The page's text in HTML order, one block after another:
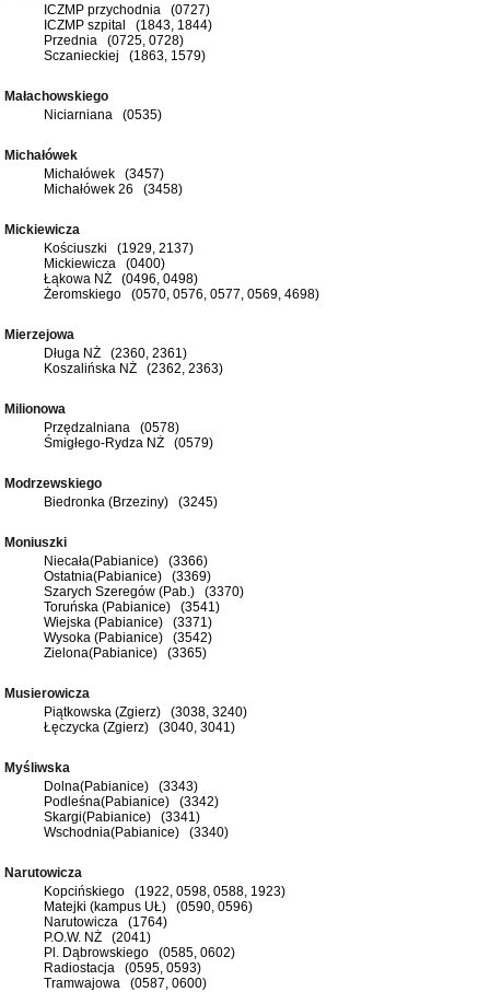
ICZMP przychodnia (0727)
ICZMP szpital (1843, 1844)
Przednia (0725, 0728)
Sczanieckiej (1863, 1579)
Małachowskiego
Niciarniana (0535)
Michałówek
Michałówek (3457)
Michałówek 26 (3458)
Mickiewicza
Kościuszki (1929, 2137)
Mickiewicza (0400)
Łąkowa NŻ (0496, 0498)
Żeromskiego (0570, 0576, 0577, 0569, 4698)
Mierzejowa
Długa NŻ (2360, 2361)
Koszalińska NŻ (2362, 2363)
Milionowa
Przędzalniana (0578)
Śmigłego-Rydza NŻ (0579)
Modrzewskiego
Biedronka (Brzeziny) (3245)
Moniuszki
Niecała(Pabianice) (3366)
Ostatnia(Pabianice) (3369)
Szarych Szeregów (Pab.) (3370)
Toruńska (Pabianice) (3541)
Wiejska (Pabianice) (3371)
Wysoka (Pabianice) (3542)
Zielona(Pabianice) (3365)
Musierowicza
Piątkowska (Zgierz) (3038, 3240)
Łęczycka (Zgierz) (3040, 3041)
Myśliwska
Dolna(Pabianice) (3343)
Podleśna(Pabianice) (3342)
Skargi(Pabianice) (3341)
Wschodnia(Pabianice) (3340)
Narutowicza
Kopcińskiego (1922, 0598, 0588, 1923)
Matejki (kampus UŁ) (0590, 0596)
Narutowicza (1764)
P.O.W. NŻ (2041)
Pl. Dąbrowskiego (0585, 0602)
Radiostacja (0595, 0593)
Tramwajowa (0587, 0600)